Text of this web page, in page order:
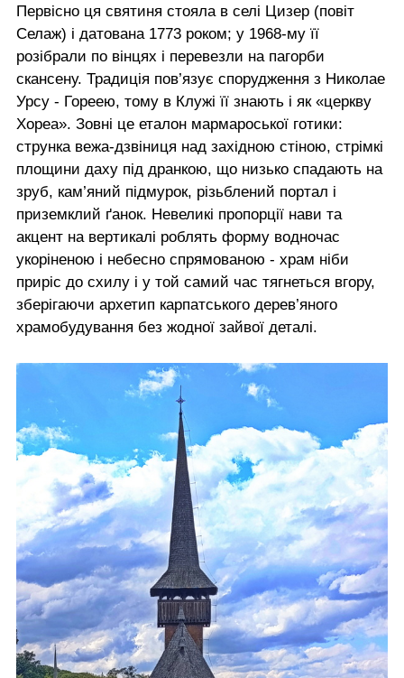
Первісно ця святиня стояла в селі Цизер (повіт
Селаж) і датована 1773 роком; у 1968-му її
розібрали по вінцях і перевезли на пагорби
скансену. Традиція пов’язує спорудження з Николае
Урсу - Гореею, тому в Клужі її знають і як «церкву
Хореа». Зовні це еталон мармароської готики:
струнка вежа-дзвіниця над західною стіною, стрімкі
площини даху під дранкою, що низько спадають на
зруб, кам’яний підмурок, різьблений портал і
приземклий ґанок. Невеликі пропорції нави та
акцент на вертикалі роблять форму водночас
укоріненою і небесно спрямованою - храм ніби
приріс до схилу і у той самий час тягнеться вгору,
зберігаючи архетип карпатського дерев’яного
храмобудування без жодної зайвої деталі.